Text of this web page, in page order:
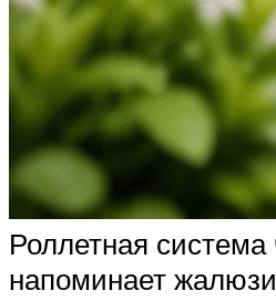
Роллетная
напоминает